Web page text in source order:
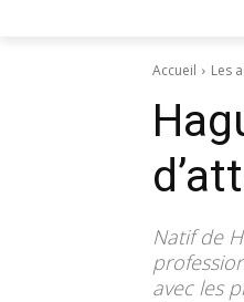
Accueil Les
Natif de
avec les